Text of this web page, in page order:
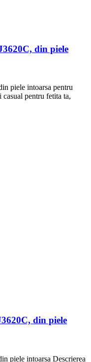
din piele
piele intoarsa pentru
pentru fetita ta,
din piele
piele intoarsa Descrierea